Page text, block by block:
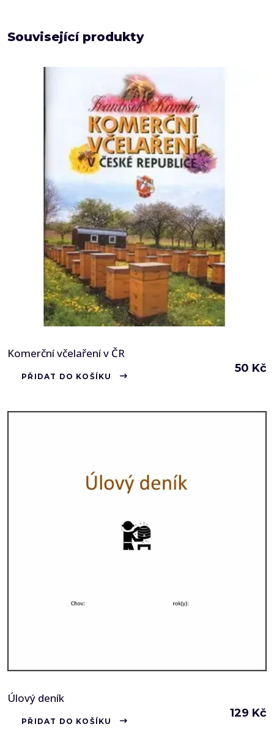
Související produkty
Komerční včelaření v ČR
50 Kč
PŘIDAT DO KOŠÍKU
Úlový deník
129 Kč
PŘIDAT DO KOŠÍKU